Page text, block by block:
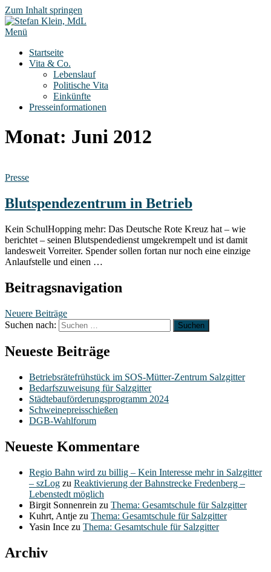
Zum Inhalt springen
Menü
Startseite
Vita & Co.
Lebenslauf
Politische Vita
Einkünfte
Presseinformationen
Monat: Juni 2012
Presse
Blutspendezentrum in Betrieb
Kein SchulHopping mehr: Das Deutsche Rote Kreuz hat – wie
berichtet – seinen Blutspendedienst umgekrempelt und ist damit
landesweit Vorreiter. Spender sollen fortan nur noch eine einzige
Anlaufstelle und einen …
Beitragsnavigation
Neuere Beiträge
Suchen nach:
Neueste Beiträge
Betriebsrätefrühstück im SOS-Mütter-Zentrum Salzgitter
Bedarfszuweisung für Salzgitter
Städtebauförderungsprogramm 2024
Schweinepreisschießen
DGB-Wahlforum
Neueste Kommentare
Regio Bahn wird zu billig – Kein Interesse mehr in Salzgitter
– szLog zu Reaktivierung der Bahnstrecke Fredenberg –
Lebenstedt möglich
Birgit Sonnenrein zu Thema: Gesamtschule für Salzgitter
Kuhrt, Antje zu Thema: Gesamtschule für Salzgitter
Yasin Ince zu Thema: Gesamtschule für Salzgitter
Archiv